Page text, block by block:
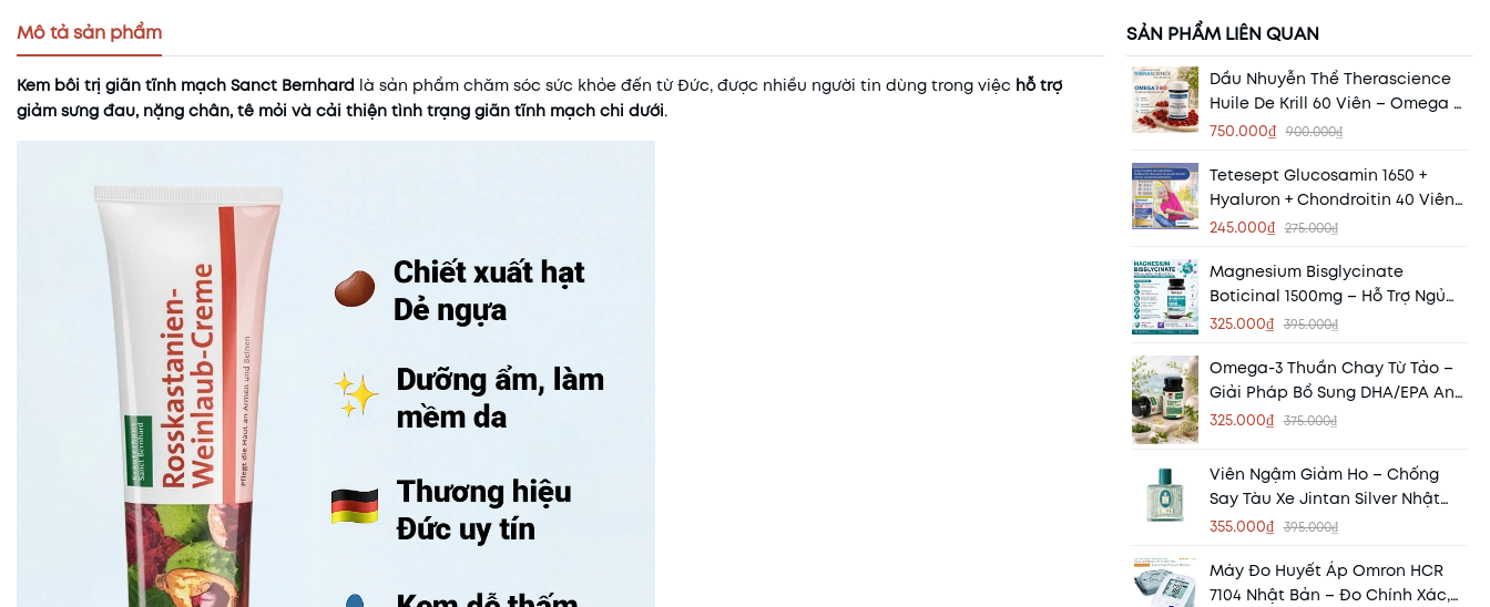
Điều kiện:
Mô tả sản phẩm
Kem bôi trị giãn tĩnh mạch Sanct Bernhard là sản phẩm chăm sóc sức khỏe đến từ Đức, được nhiều người tin dùng trong việc hỗ trợ
giảm sưng đau, nặng chân, tê mỏi và cải thiện tình trạng giãn tĩnh mạch chi dưới.
SẢN PHẨM LIÊN QUAN
Dầu Nhuyễn Thể Therascience
Huile De Krill 60 Viên – Omega 3
Hấp Thu Vượt Trội Từ
750.000₫ 900.000₫
Tetesept Glucosamin 1650 +
Hyaluron + Chondroitin 40 Viên
Đức – Hỗ Trợ Xương Khớp Khỏe
245.000₫ 275.000₫
Magnesium Bisglycinate
Boticinal 1500mg – Hỗ Trợ Ngủ
Ngon, Giảm Căng Thẳng, Hấp
325.000₫ 395.000₫
Omega-3 Thuần Chay Từ Tảo –
Giải Pháp Bổ Sung DHA/EPA An
Toàn Cho Cơ Thể Hiện Đại
325.000₫ 375.000₫
Viên Ngậm Giảm Ho – Chống
Say Tàu Xe Jintan Silver Nhật
Bản 3250v
355.000₫ 395.000₫
Máy Đo Huyết Áp Omron HCR
7104 Nhật Bản – Đo Chính Xác,